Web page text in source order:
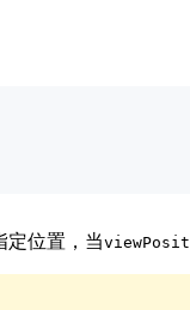
定位置，当